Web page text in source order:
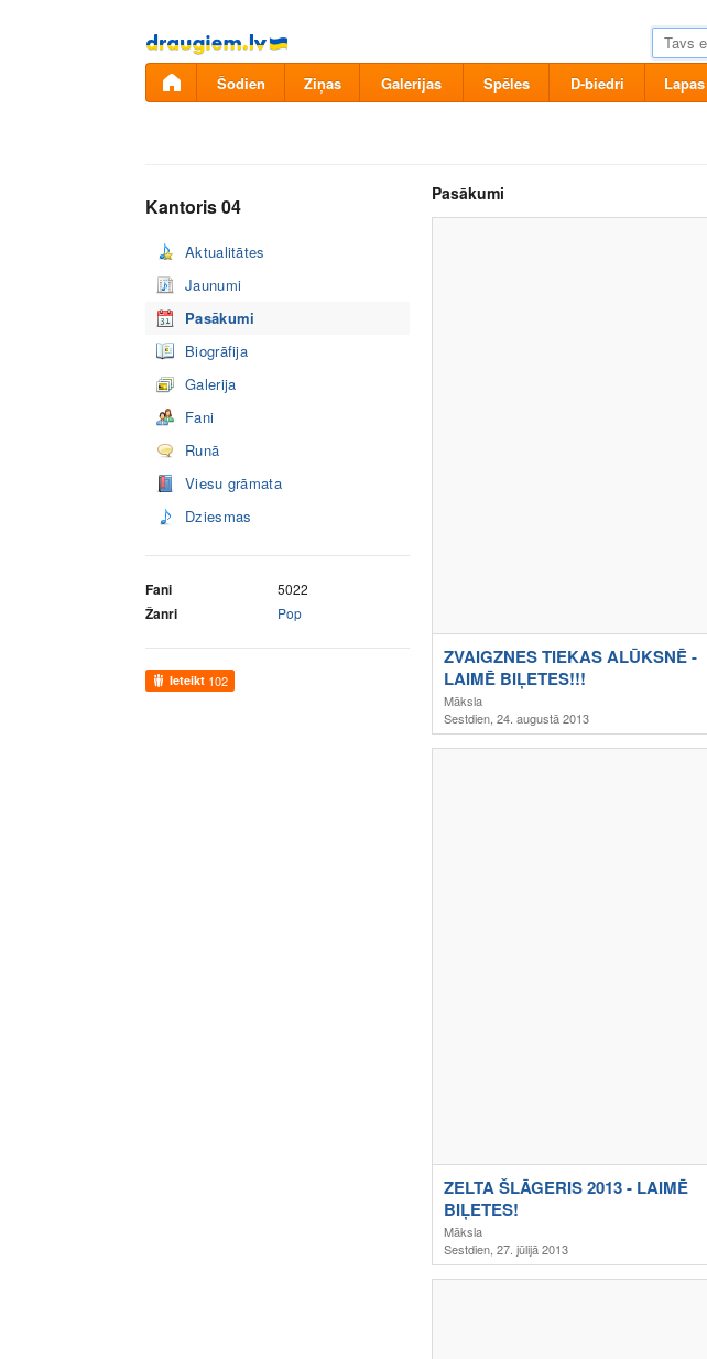
Pāriet
uz
saturu
Šodien Ziņas Galerijas Spēles D-biedri Lapas
Kantoris 04
Aktualitātes
Jaunumi
Pasākumi
Biogrāfija
Galerija
Fani
Runā
Viesu grāmata
Dziesmas
Fani 5022
Žanri Pop
Ieteikt 102
Pasākumi
ZVAIGZNES TIEKAS ALŪKSNĒ -
LAIMĒ BIĻETES!!!
Māksla
Sestdien, 24. augustā 2013
ZELTA ŠLĀGERIS 2013 - LAIMĒ
BIĻETES!
Māksla
Sestdien, 27. jūlijā 2013